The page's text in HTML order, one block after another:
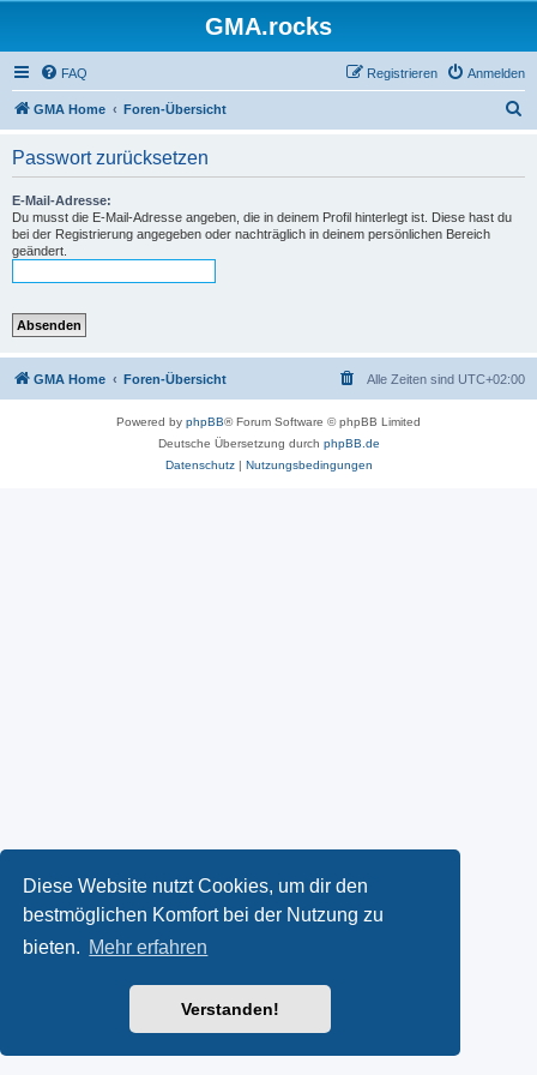
Diese Website nutzt Cookies, um dir den
bestmöglichen Komfort bei der Nutzung zu
bieten. Mehr erfahren
Verstanden!
GMA.rocks
FAQ Anmelden
Registrieren
GMA Home Foren-Übersicht
Passwort zurücksetzen
E-Mail-Adresse:
Du musst die E-Mail-Adresse angeben, die in deinem Profil hinterlegt ist. Diese hast du
bei der Registrierung angegeben oder nachträglich in deinem persönlichen Bereich
geändert.
GMA Home Foren-Übersicht Alle Zeiten sind UTC+02:00
Powered by phpBB® Forum Software © phpBB Limited
Deutsche Übersetzung durch phpBB.de
Datenschutz| Nutzungsbedingungen